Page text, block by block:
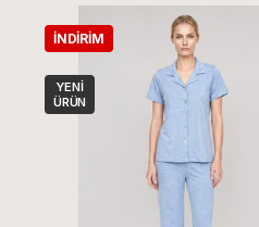
İNDIRIM
YENI
ÜRÜN